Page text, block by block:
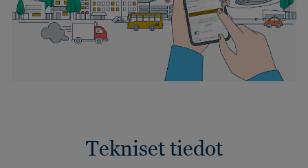
Tekniset tiedot